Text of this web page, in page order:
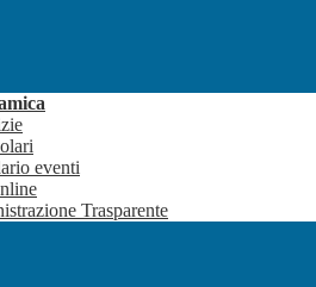
eventi
Trasparente